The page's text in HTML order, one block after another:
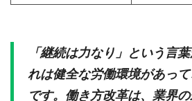
「継続は力なり」という言
れは健全な労働環境があっ
です。働き方改革は、業界